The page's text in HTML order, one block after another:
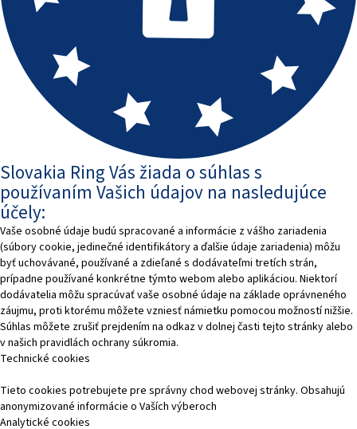
Slovakia Ring Vás žiada o súhlas s
používaním Vašich údajov na nasledujúce
účely:
Vaše osobné údaje budú spracované a informácie z vášho zariadenia
(súbory cookie, jedinečné identifikátory a ďalšie údaje zariadenia) môžu
byť uchovávané, používané a zdieľané s dodávateľmi tretích strán,
prípadne používané konkrétne týmto webom alebo aplikáciou. Niektorí
dodávatelia môžu spracúvať vaše osobné údaje na základe oprávneného
záujmu, proti ktorému môžete vzniesť námietku pomocou možností nižšie.
Súhlas môžete zrušiť prejdením na odkaz v dolnej časti tejto stránky alebo
v našich pravidlách ochrany súkromia.
Technické cookies
Tieto cookies potrebujete pre správny chod webovej stránky. Obsahujú
anonymizované informácie o Vaších výberoch
Analytické cookies